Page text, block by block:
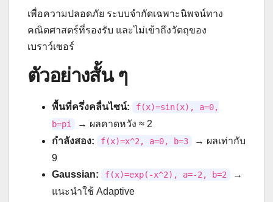
เพื่อความปลอดภัย ระบบจำกัดเฉพาะนิพจน์ทาง
คณิตศาสตร์ที่รองรับ และไม่เข้าถึงวัตถุของ
เบราว์เซอร์
ตัวอย่างสั้น ๆ
พื้นที่ครึ่งคลื่นไซน์:
f(x)=sin(x), a=0,
b=pi
→ ผลคาดหวัง ≈ 2
กำลังสอง:
f(x)=x^2, a=0, b=3
→ ผลเท่ากับ
9
Gaussian:
f(x)=exp(-x^2), a=-2, b=2
→
แนะนำใช้ Adaptive